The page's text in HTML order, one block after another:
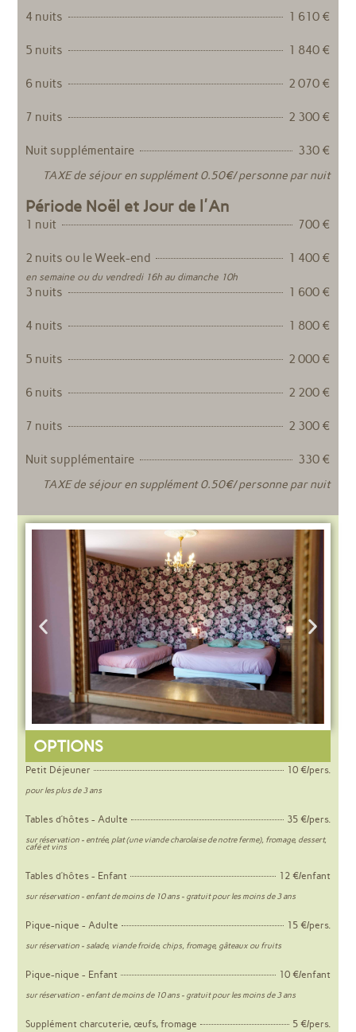
4 nuits 1 610 €
5 nuits 1 840 €
6 nuits 2 070 €
7 nuits 2 300 €
Nuit supplémentaire 330 €
TAXE de séjour en supplément 0.50€/ personne par nuit
Période Noël et Jour de l'An
1 nuit 700 €
2 nuits ou le Week-end 1 400 €
en semaine ou du vendredi 16h au dimanche 10h
3 nuits 1 600 €
4 nuits 1 800 €
5 nuits 2 000 €
6 nuits 2 200 €
7 nuits 2 300 €
Nuit supplémentaire 330 €
TAXE de séjour en supplément 0.50€/ personne par nuit
OPTIONS
Petit Déjeuner 10 €/pers.
pour les plus de 3 ans
Tables d’hôtes - Adulte 35 €/pers.
sur réservation - entrée, plat (une viande charolaise de notre ferme), fromage, dessert,
café et vins
Tables d’hôtes - Enfant 12 €/enfant
sur réservation - enfant de moins de 10 ans - gratuit pour les moins de 3 ans
Pique-nique - Adulte 15 €/pers.
sur réservation - salade, viande froide, chips, fromage, gâteaux ou fruits
Pique-nique - Enfant 10 €/enfant
sur réservation - enfant de moins de 10 ans - gratuit pour les moins de 3 ans
Supplément charcuterie, œufs, fromage 5 €/pers.